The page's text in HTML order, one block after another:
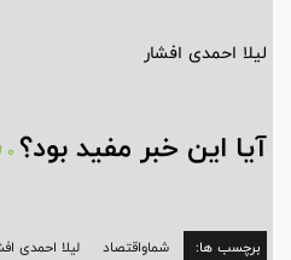
لیلا احمدی افشار
آیا این خبر مفید بود؟ 0
برچسب ها: شماواقتصاد لیلا احمدی